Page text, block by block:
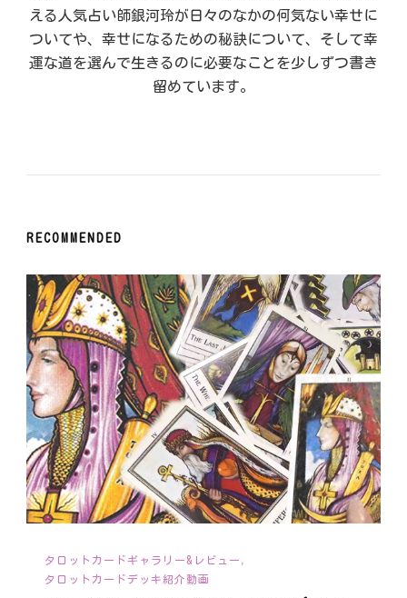
える人気占い師銀河玲が日々のなかの何気ない幸せに
ついてや、幸せになるための秘訣について、そして幸
運な道を選んで生きるのに必要なことを少しずつ書き
留めています。
RECOMMENDED
タロットカードギャラリー&レビュー
タロットカードデッキ紹介動画